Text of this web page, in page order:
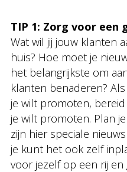
TIP 1: Zorg voor een
Wat wil jij jouw klanten
huis? Hoe moet je
het belangrijkste om
klanten benaderen?
je wilt promoten, bereid
je wilt promoten. Plan
zijn hier speciale
je kunt het ook zelf
voor jezelf op een rij en